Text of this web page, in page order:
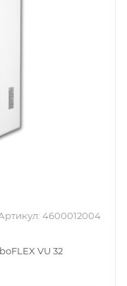
4600012004
VU 32